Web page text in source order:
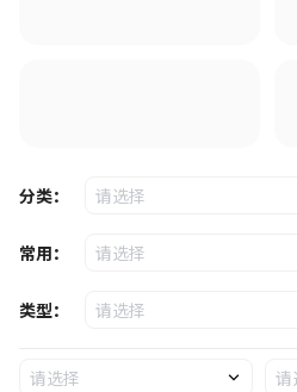
分类： 请选择
常用： 请选择
类型： 请选择
请选择 请